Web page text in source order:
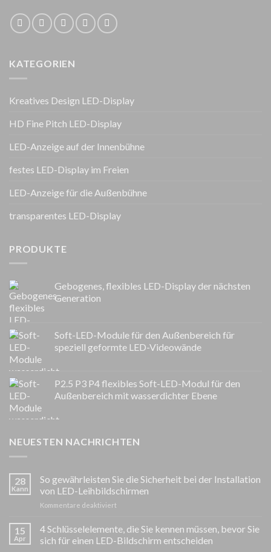
KATEGORIEN
Kreatives Design LED-Display
HD Fine Pitch LED-Display
LED-Anzeige auf der Innenbühne
festes LED-Display im Freien
LED-Anzeige für die Außenbühne
transparentes LED-Display
PRODUKTE
Gebogenes, flexibles LED-Display der nächsten
Generation
Soft-LED-Module für den Außenbereich für
speziell geformte LED-Videowände
P2.5 P3 P4 flexibles Soft-LED-Modul für den
Außenbereich mit wasserdichter Ebene
NEUESTEN NACHRICHTEN
28
Kann
So gewährleisten Sie die Sicherheit bei der Installation
von LED-Leihbildschirmen
Kommentare deaktiviert
gewährleisten
Sie
die
15
Apr
4 Schlüsselelemente, die Sie kennen müssen, bevor Sie
sich für einen LED-Bildschirm entscheiden